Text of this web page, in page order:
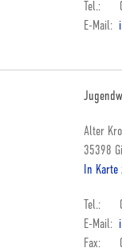
Tel.:
E-Mail:
Alter
35398
In Karte
Tel.:
E-Mail:
Fax: